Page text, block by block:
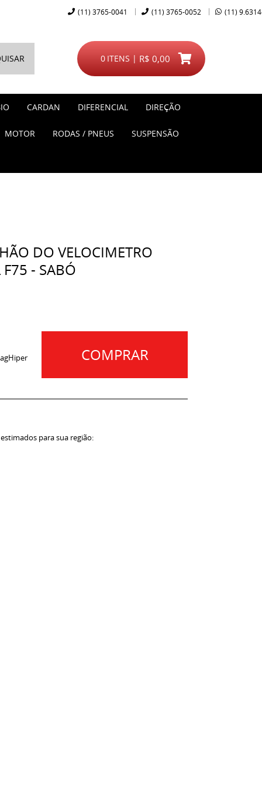
(11) 3765-0041 (11) 3765-0052 (11)
ITENS
0 R$ 0,00
CARDAN DIFERENCIAL DIREÇÃO
MOTOR RODAS / PNEUS SUSPENSÃO
DO VELOCIMETRO
F75 - SABÓ
COMPRAR
para sua região: